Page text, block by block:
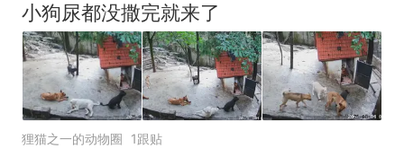
小狗尿都没撒完就来了
狸猫之一的动物圈 1跟贴